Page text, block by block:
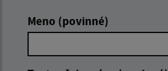
Meno (povinné)